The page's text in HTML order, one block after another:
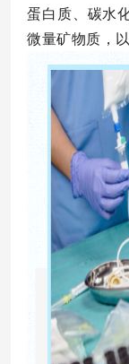
蛋白质、碳水
微量矿物质，